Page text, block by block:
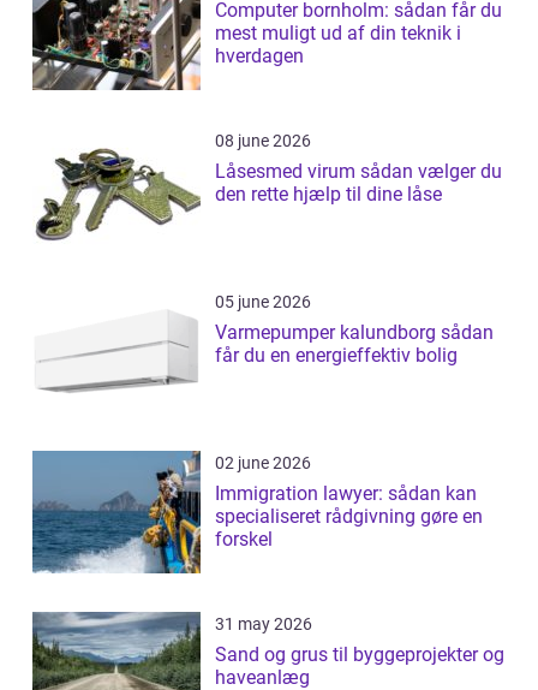
Computer bornholm: sådan får du
mest muligt ud af din teknik i
hverdagen
08 june 2026
Låsesmed virum sådan vælger du
den rette hjælp til dine låse
05 june 2026
Varmepumper kalundborg sådan
får du en energieffektiv bolig
02 june 2026
Immigration lawyer: sådan kan
specialiseret rådgivning gøre en
forskel
31 may 2026
Sand og grus til byggeprojekter og
haveanlæg